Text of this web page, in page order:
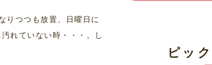
りつつも放置、日曜日に
れていない時・・・。し
ピッ